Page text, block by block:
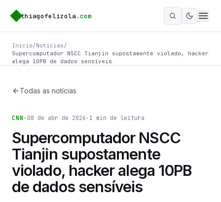
thiagofelizola .com
Ativar
Início/Notícias/
Supercomputador NSCC Tianjin supostamente violado, hacker
alega 10PB de dados sensíveis
Todas as notícias
CNN · 08 de abr de 2026 · 1 min de leitura
Supercomputador NSCC
Tianjin supostamente
violado, hacker alega 10PB
de dados sensíveis